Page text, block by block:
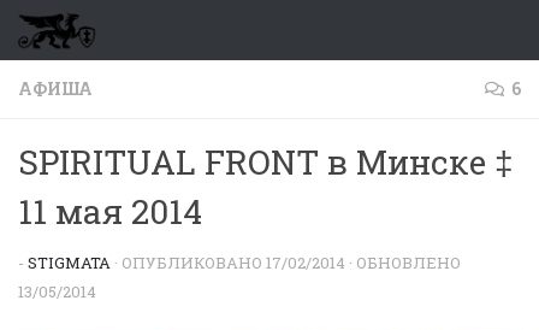
Перейти к содержимому
АФИША 6
SPIRITUAL FRONT в Минске ‡
11 мая 2014
- STIGMATA · ОПУБЛИКОВАНО 17/02/2014 · ОБНОВЛЕНО
13/05/2014